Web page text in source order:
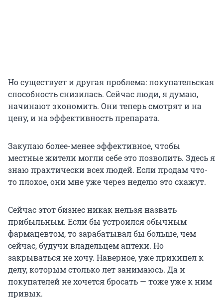
Но существует и другая проблема: покупательская
способность снизилась. Сейчас люди, я думаю,
начинают экономить. Они теперь смотрят и на
цену, и на эффективность препарата.
Закупаю более-менее эффективное, чтобы
местные жители могли себе это позволить. Здесь я
знаю практически всех людей. Если продам что-
то плохое, они мне уже через неделю это скажут.
Сейчас этот бизнес никак нельзя назвать
прибыльным. Если бы устроился обычным
фармацевтом, то зарабатывал бы больше, чем
сейчас, будучи владельцем аптеки. Но
закрываться не хочу. Наверное, уже прикипел к
делу, которым столько лет занимаюсь. Да и
покупателей не хочется бросать — тоже уже к ним
привык.